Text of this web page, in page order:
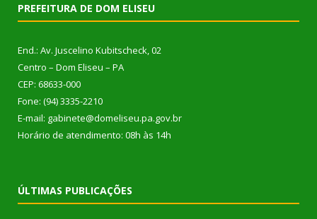
PREFEITURA DE DOM ELISEU
End.: Av. Juscelino Kubitscheck, 02
Centro – Dom Eliseu – PA
CEP: 68633-000
Fone: (94) 3335-2210
E-mail: gabinete@domeliseu.pa.gov.br
Horário de atendimento: 08h às 14h
ÚLTIMAS PUBLICAÇÕES